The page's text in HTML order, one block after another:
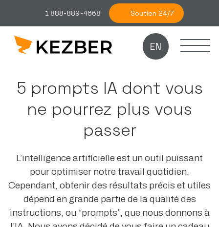
1 888-889-4668 Soutien 24/7
EN
5 prompts IA dont vous
ne pourrez plus vous
passer
L’intelligence artificielle est un outil puissant
pour optimiser notre travail quotidien.
Cependant, obtenir des résultats précis et utiles
dépend en grande partie de la qualité des
instructions, ou “prompts”, que nous donnons à